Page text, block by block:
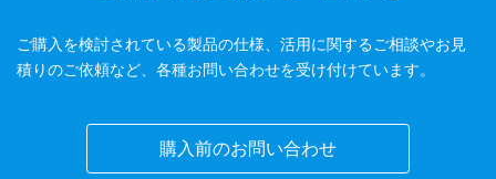
ご購入を検討されている製品の仕様、活用に関するご相談やお見
積りのご依頼など、各種お問い合わせを受け付けています。
購入前のお問い合わせ